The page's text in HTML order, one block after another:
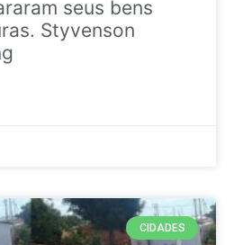
seus bens
Styvenson
CIDADES